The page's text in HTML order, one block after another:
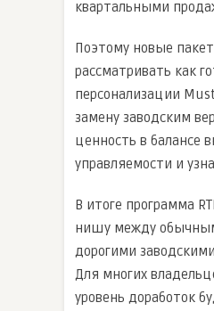
квартальными
Поэтому новые
рассматривать как
персонализации
замену заводским
ценность в балансе
управляемости и
В итоге программа
нишу между
дорогими
Для многих
уровень доработок